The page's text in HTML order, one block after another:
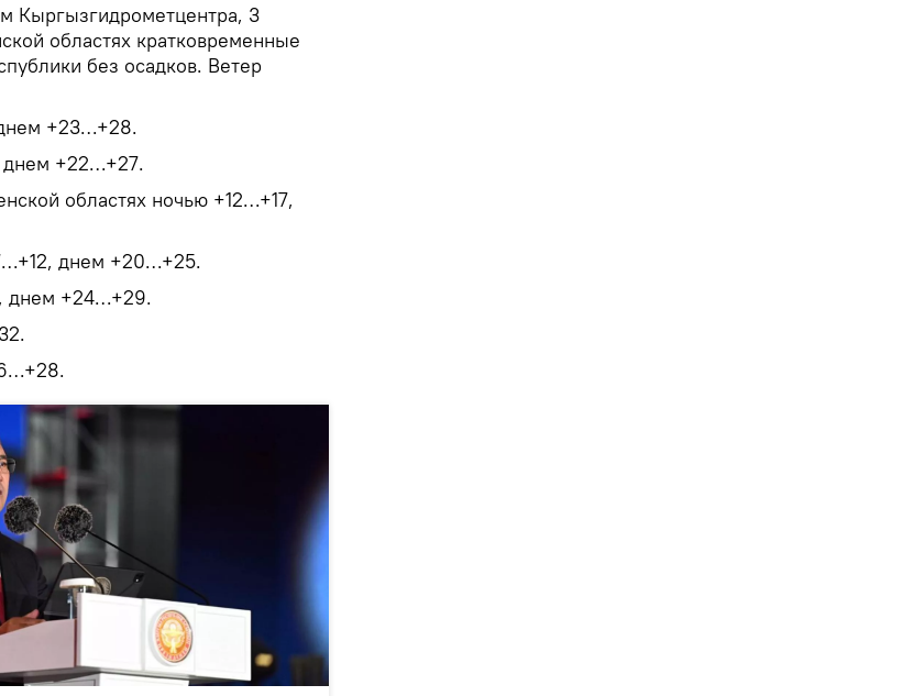
Кыргызгидрометцентра, 3
областях кратковременные
без осадков. Ветер
+23…+28.
днем +22…+27.
областях ночью +12…+17,
днем +20…+25.
днем +24…+29.